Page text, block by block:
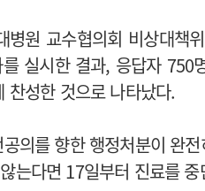
원 교수협의회 비상대책
실시한 결과, 응답자
찬성한 것으로 나타났다.
의를 향한 행정처분이 완
는다면 17일부터 진료를